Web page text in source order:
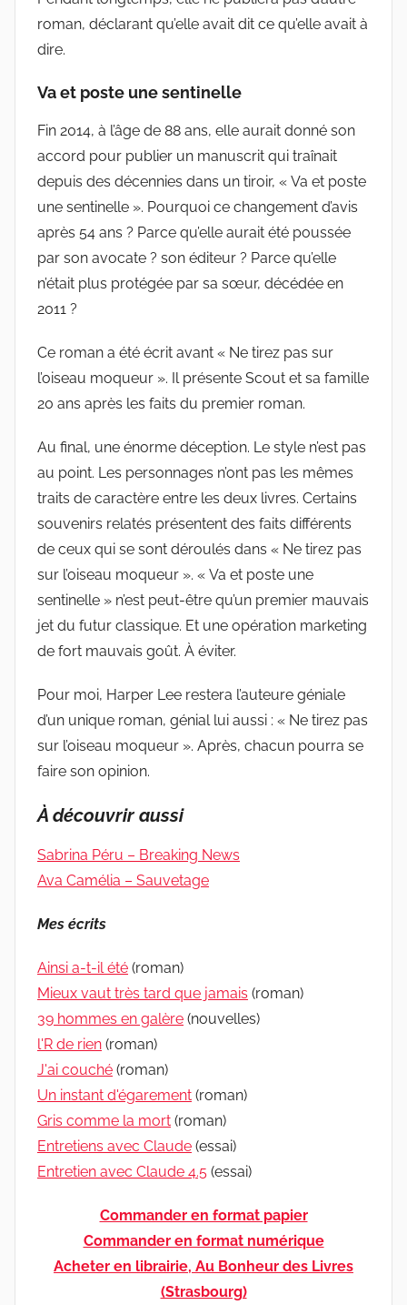
roman, déclarant qu’elle avait dit ce qu’elle avait à
dire.
Va et poste une sentinelle
Fin 2014, à l’âge de 88 ans, elle aurait donné son
accord pour publier un manuscrit qui traînait
depuis des décennies dans un tiroir, « Va et poste
une sentinelle ». Pourquoi ce changement d’avis
après 54 ans ? Parce qu’elle aurait été poussée
par son avocate ? son éditeur ? Parce qu’elle
n’était plus protégée par sa sœur, décédée en
2011 ?
Ce roman a été écrit avant « Ne tirez pas sur
l’oiseau moqueur ». Il présente Scout et sa famille
20 ans après les faits du premier roman.
Au final, une énorme déception. Le style n’est pas
au point. Les personnages n’ont pas les mêmes
traits de caractère entre les deux livres. Certains
souvenirs relatés présentent des faits différents
de ceux qui se sont déroulés dans « Ne tirez pas
sur l’oiseau moqueur ». « Va et poste une
sentinelle » n’est peut-être qu’un premier mauvais
jet du futur classique. Et une opération marketing
de fort mauvais goût. À éviter.
Pour moi, Harper Lee restera l’auteure géniale
d’un unique roman, génial lui aussi : « Ne tirez pas
sur l’oiseau moqueur ». Après, chacun pourra se
faire son opinion.
À découvrir aussi
Sabrina Péru – Breaking News
Ava Camélia – Sauvetage
Mes écrits
Ainsi a-t-il été (roman)
Mieux vaut très tard que jamais (roman)
39 hommes en galère (nouvelles)
l'R de rien (roman)
J'ai couché (roman)
Un instant d'égarement (roman)
Gris comme la mort (roman)
Entretiens avec Claude (essai)
Entretien avec Claude 4.5 (essai)
Commander en format papier
Commander en format numérique
Acheter en librairie, Au Bonheur des Livres
(Strasbourg)